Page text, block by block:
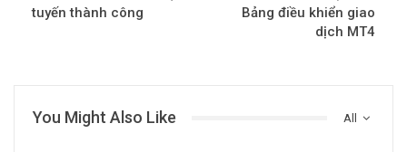
tuyến thành công
Bảng điều khiển giao
dịch MT4
All
You Might Also Like